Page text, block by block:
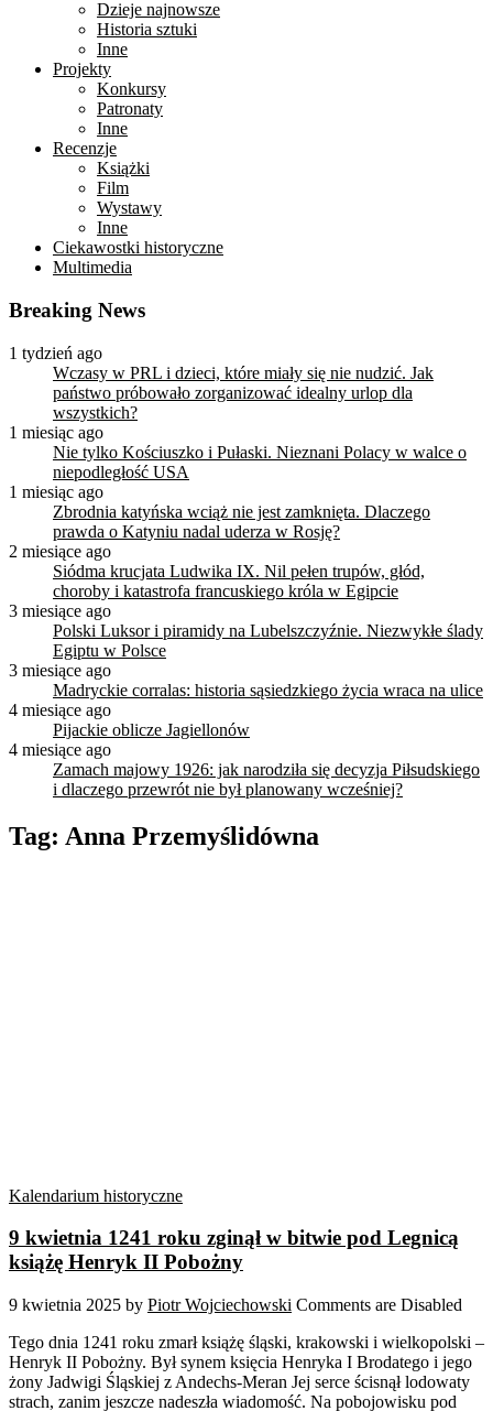
Dzieje najnowsze
Historia sztuki
Inne
Projekty
Konkursy
Patronaty
Inne
Recenzje
Książki
Film
Wystawy
Inne
Ciekawostki historyczne
Multimedia
Breaking News
1 tydzień ago
Wczasy w PRL i dzieci, które miały się nie nudzić. Jak
państwo próbowało zorganizować idealny urlop dla
wszystkich?
1 miesiąc ago
Nie tylko Kościuszko i Pułaski. Nieznani Polacy w walce o
niepodległość USA
1 miesiąc ago
Zbrodnia katyńska wciąż nie jest zamknięta. Dlaczego
prawda o Katyniu nadal uderza w Rosję?
2 miesiące ago
Siódma krucjata Ludwika IX. Nil pełen trupów, głód,
choroby i katastrofa francuskiego króla w Egipcie
3 miesiące ago
Polski Luksor i piramidy na Lubelszczyźnie. Niezwykłe ślady
Egiptu w Polsce
3 miesiące ago
Madryckie corralas: historia sąsiedzkiego życia wraca na ulice
4 miesiące ago
Pijackie oblicze Jagiellonów
4 miesiące ago
Zamach majowy 1926: jak narodziła się decyzja Piłsudskiego
i dlaczego przewrót nie był planowany wcześniej?
Tag: Anna Przemyślidówna
Kalendarium historyczne
9 kwietnia 1241 roku zginął w bitwie pod Legnicą
książę Henryk II Pobożny
9 kwietnia 2025 by Piotr Wojciechowski Comments are Disabled
Tego dnia 1241 roku zmarł książę śląski, krakowski i wielkopolski –
Henryk II Pobożny. Był synem księcia Henryka I Brodatego i jego
żony Jadwigi Śląskiej z Andechs-Meran Jej serce ścisnął lodowaty
strach, zanim jeszcze nadeszła wiadomość. Na pobojowisku pod